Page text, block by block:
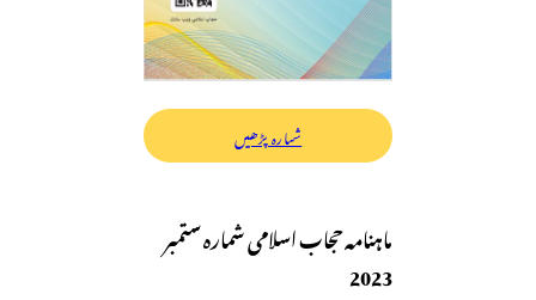
شمارہ پڑھیں
ماہنامہ حجاب اسلامی شمارہ ستمبر
2023